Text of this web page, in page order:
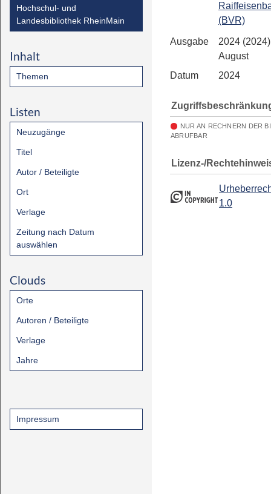
Hochschul- und
Landesbibliothek RheinMain
Inhalt
Themen
Listen
Neuzugänge
Titel
Autor / Beteiligte
Ort
Verlage
Zeitung nach Datum
auswählen
Clouds
Orte
Autoren / Beteiligte
Verlage
Jahre
Impressum
(BVR)
Ausgabe
2024
August
Datum
2024
NUR AN RECHNERN DER
ABRUFBAR
Lizenz-/
1.0